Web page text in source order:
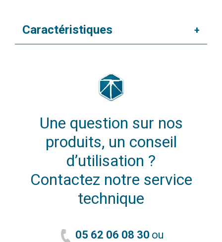
Caractéristiques +
Une question sur nos
produits, un conseil
d’utilisation ?
Contactez notre service
technique
05 62 06 08 30 ou